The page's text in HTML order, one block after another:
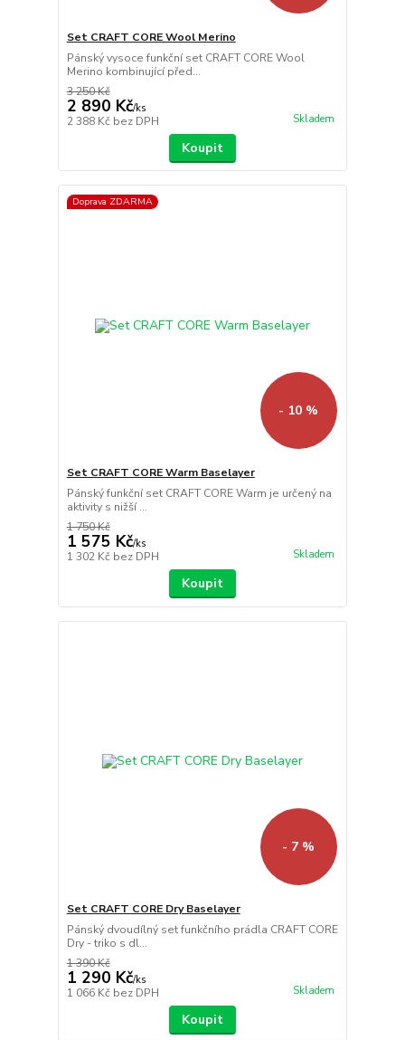
Set CRAFT CORE Wool Merino
Pánský vysoce funkční set CRAFT CORE Wool
Merino kombinující před...
3 250 Kč
2 890 Kč/ks
2 388 Kč bez DPH Skladem
Koupit
Doprava ZDARMA
- 10 %
Set CRAFT CORE Warm Baselayer
Pánský funkční set CRAFT CORE Warm je určený na
aktivity s nižší ...
1 750 Kč
1 575 Kč/ks
1 302 Kč bez DPH Skladem
Koupit
- 7 %
Set CRAFT CORE Dry Baselayer
Pánský dvoudílný set funkčního prádla CRAFT CORE
Dry - triko s dl...
1 390 Kč
1 290 Kč/ks
1 066 Kč bez DPH Skladem
Koupit